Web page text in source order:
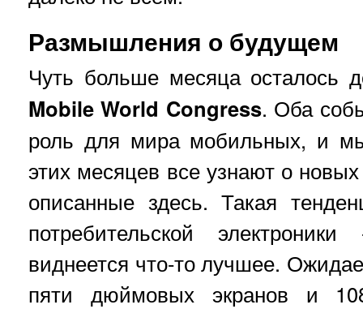
Размышления о будущем
Чуть больше месяца осталось
Mobile World Congress. Оба
роль для мира мобильных, и
этих месяцев все узнают о
описанные здесь. Такая
потребительской
виднеется что-то лучшее.
пяти дюймовых экранов и